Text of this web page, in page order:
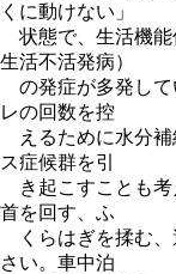
くに動けない」
状態で、生活機能
生活不活発病）
の発症が多発して
レの回数を控
えるために水分補
ス症候群を引
き起こすことも考
首を回す、ふ
くらはぎを揉む、
さい。車中泊